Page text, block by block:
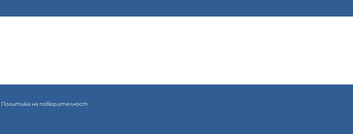
Политика на поверителност.